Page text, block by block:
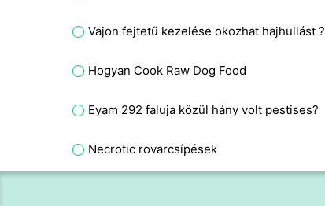
Vajon fejtetű kezelése okozhat hajhullást ?
Hogyan Cook Raw Dog Food
Eyam 292 faluja közül hány volt pestises?
Necrotic rovarcsípések